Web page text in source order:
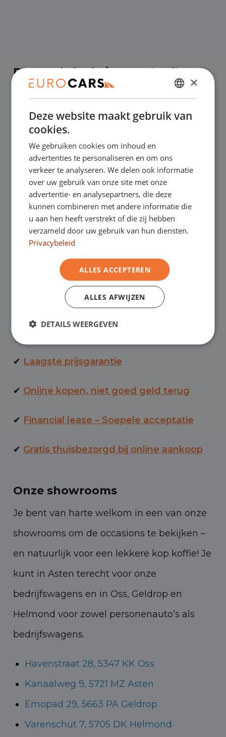
De specialist in jong gebruikte
personen- en bedrijfswagens
Eurocars is inmiddels uitgegroeid tot het
grootste universele BOVAG-autobedrijf van
Nederland. We bestaan inmiddels meer
dan 25 jaar en hebben nog steeds
torenhoge ambities. Met onze
vestigingen verkopen we zo’n 3.000
personen- en bedrijfswagens per jaar voor
een uiterst scherpe prijs, met een
prijsgarantie
en de mogelijkheid van
BOVAG-garantie. Eurocars heeft permanent
zo’n 950 personen- en bedrijfswagens op
✔ Laagste prijsgarantie
✔ Online kopen, niet goed geld terug
✔ Financial lease – Soepele acceptatie
✔ Gratis thuisbezorgd bij online aankoop
Onze showrooms
Je bent van harte welkom in een van onze
showrooms om de occasions te bekijken –
en natuurlijk voor een lekkere kop koffie! Je
kunt in Asten terecht voor onze
bedrijfswagens en in Oss, Geldrop en
Helmond voor zowel personenauto’s als
bedrijfswagens.
Havenstraat 28, 5347 KK Oss
Kanaalweg 9, 5721 MZ Asten
Emopad 29, 5663 PA Geldrop
Varenschut 7, 5705 DK Helmond
DUTCH
ENGLISH
×
Deze website maakt gebruik van
cookies.
We gebruiken cookies om inhoud en
advertenties te personaliseren en om ons
verkeer te analyseren. We delen ook informatie
over uw gebruik van onze site met onze
advertentie- en analysepartners, die deze
kunnen combineren met andere informatie die
u aan hen heeft verstrekt of die zij hebben
verzameld door uw gebruik van hun diensten.
Privacybeleid
ALLES ACCEPTEREN
ALLES AFWIJZEN
DETAILS WEERGEVEN